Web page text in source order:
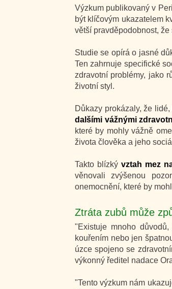
Výzkum publikovaný v
být klíčovým ukazatelem
větší pravděpodobnost, že
Studie se opírá o jasné
Ten zahrnuje specifické
zdravotní problémy, jako
životní styl.
Důkazy prokázaly, že lidé,
dalšími vážnými
které by mohly vážně
života člověka a jeho
Takto blízký vztah mez
věnovali zvýšenou
onemocnění, které by
Ztráta zubů může
"Existuje mnoho
kouřením nebo jen
úzce spojeno se
výkonný ředitel nadace
"Tento výzkum nám